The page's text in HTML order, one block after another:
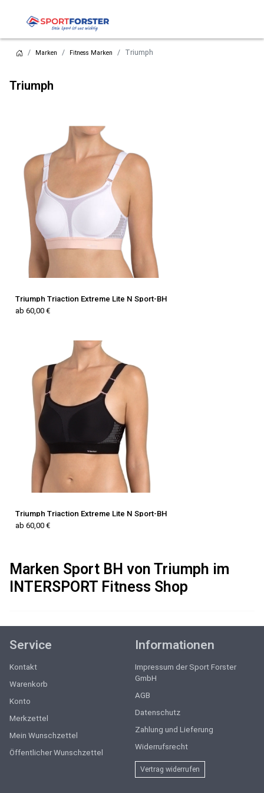
Marken Fitness Marken Triumph
Triumph
Triumph Triaction Extreme Lite N Sport-BH
ab 60,00 €
Triumph Triaction Extreme Lite N Sport-BH
ab 60,00 €
Marken Sport BH von Triumph im
INTERSPORT Fitness Shop
Service
Kontakt
Warenkorb
Konto
Merkzettel
Mein Wunschzettel
Öffentlicher Wunschzettel
Informationen
Impressum der Sport Forster
GmbH
AGB
Datenschutz
Zahlung und Lieferung
Widerrufsrecht
Vertrag widerrufen